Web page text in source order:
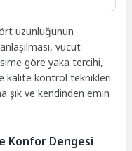
uzunluğunun
vücut
göre yaka tercihi,
kalite kontrol teknikleri
şık ve kendinden emin
Konfor Dengesi